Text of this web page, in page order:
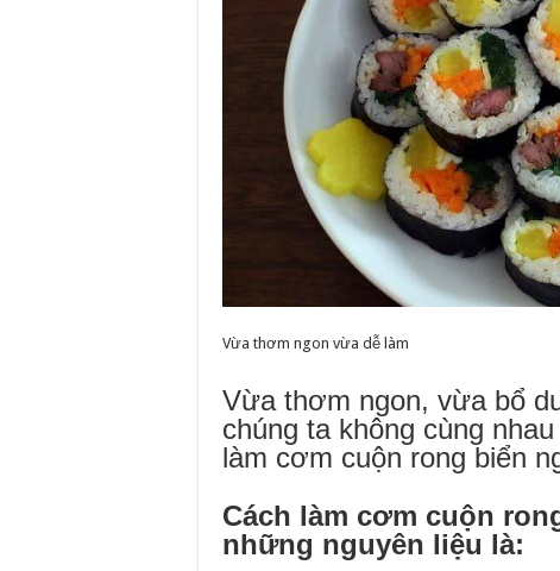
Vừa thơm ngon vừa dễ làm
Vừa thơm ngon, vừa bổ
chúng ta không cùng
làm cơm cuộn rong biển
Cách làm cơm cuộn
những nguyên liệu là: